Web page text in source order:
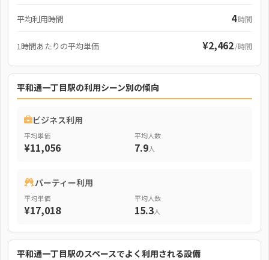
平均利用時間 4時間
1時間あたりの平均単価 ¥2,462/時間
平和通一丁目駅の利用シーン別の傾向
ビジネス利用
平均単価
¥11,056
平均人数
7.9人
パーティー利用
平均単価
¥17,018
平均人数
15.3人
平和通一丁目駅のスペースでよく利用される設備